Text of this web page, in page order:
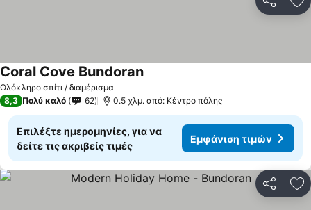
Ολόκληρο σπίτι / διαμέρισμα
Coral Cove BundoranΕμφάνιση τιμών
8,3 Πολύ καλό 62 0.5 χλμ. από: Κέντρο πόλης
Επιλέξτε ημερομηνίες, για να
δείτε τις ακριβείς τιμές
Εμφάνιση τιμών